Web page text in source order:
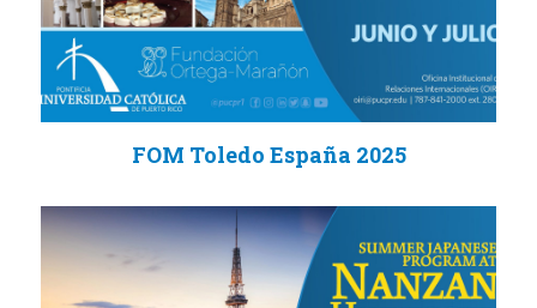
FOM Toledo España 2025